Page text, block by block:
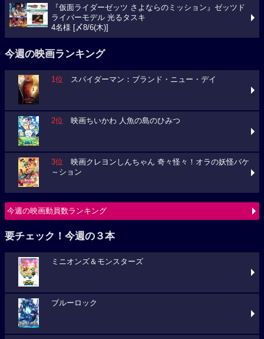
『仮面ライダーゼッツ さよならのミッション』ゼッツド
ライバーモデル 光るタスキ
4名様 [〆8/6(木)]
今週の映画ランキング
1位 スパイダーマン：ブランド・ニュー・デイ
2位 映画ちいかわ 人魚の島のひみつ
3位 映画クレヨンしんちゃん 奇々怪々！オラの妖怪バケ
～ション
今週の映画動員数ランキング
要チェック！今週の３本
ミニオンズ＆モンスターズ
ブルーロック